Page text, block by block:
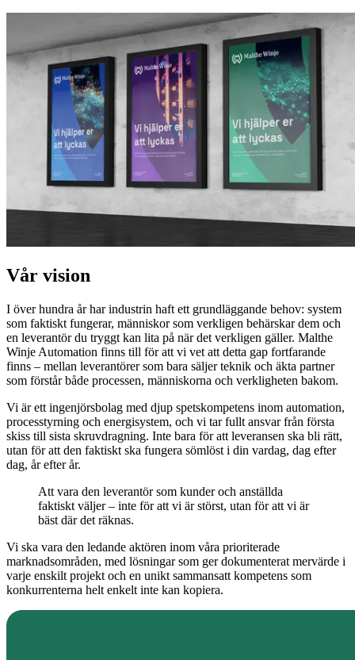
Vår vision
I över hundra år har industrin haft ett grundläggande behov: system
som faktiskt fungerar, människor som verkligen behärskar dem och
en leverantör du tryggt kan lita på när det verkligen gäller. Malthe
Winje Automation finns till för att vi vet att detta gap fortfarande
finns – mellan leverantörer som bara säljer teknik och äkta partner
som förstår både processen, människorna och verkligheten bakom.
Vi är ett ingenjörsbolag med djup spetskompetens inom automation,
processtyrning och energisystem, och vi tar fullt ansvar från första
skiss till sista skruvdragning. Inte bara för att leveransen ska bli rätt,
utan för att den faktiskt ska fungera sömlöst i din vardag, dag efter
dag, år efter år.
Att vara den leverantör som kunder och anställda
faktiskt väljer – inte för att vi är störst, utan för att vi är
bäst där det räknas.
Vi ska vara den ledande aktören inom våra prioriterade
marknadsområden, med lösningar som ger dokumenterat mervärde i
varje enskilt projekt och en unikt sammansatt kompetens som
konkurrenterna helt enkelt inte kan kopiera.